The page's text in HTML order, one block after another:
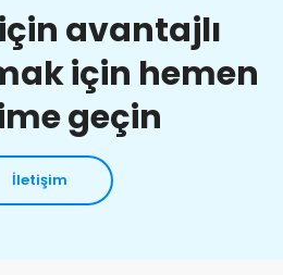
avantajlı
için hemen
geçin
İletişim